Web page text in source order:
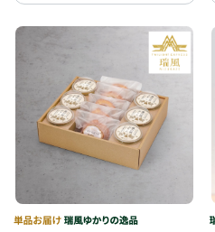
たらの里によるプリン。とろりとした口溶
けと卵の風味を感じる素朴な味わいでお
子様にも安心してお召し上がり頂けます。